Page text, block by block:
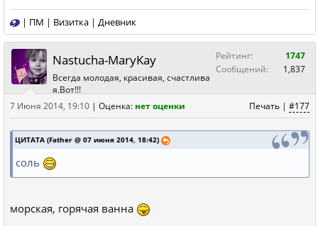
| ПМ | Визитка | Дневник
Nastucha-MaryKay
Всегда молодая, красивая, счастлива
я.Вот!!!
Рейтинг:
1747
Сообщений:
1,837
Печать | #177
7 Июня 2014, 19:10 | Оценка: нет оценки
ЦИТАТА (Father @ 07 июня 2014, 18:42)
соль
морская, горячая ванна